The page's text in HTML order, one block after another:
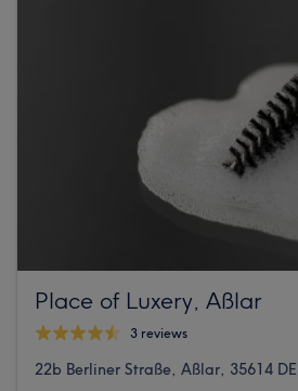
Place of Luxery, Aßlar
3 reviews
22b Berliner Straße, Aßlar, 35614 DE